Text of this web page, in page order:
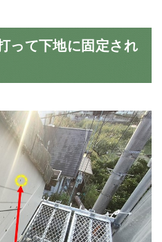
って下地に固定され